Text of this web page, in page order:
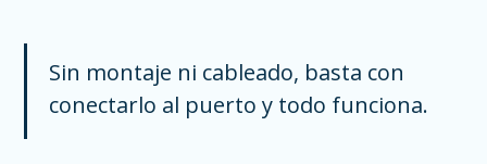
Sin montaje ni cableado, basta con
conectarlo al puerto y todo funciona.